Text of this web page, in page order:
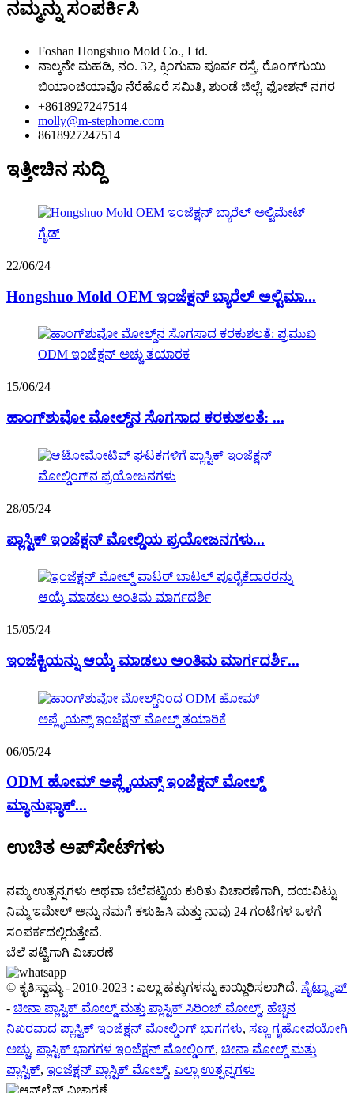
ನಮ್ಮನ್ನು ಸಂಪರ್ಕಿಸಿ
Foshan Hongshuo Mold Co., Ltd.
ನಾಲ್ಕನೇ ಮಹಡಿ, ನಂ. 32, ಕ್ಸಿಂಗುವಾ ಪೂರ್ವ ರಸ್ತೆ, ರೊಂಗ್‌ಗುಯಿ
ಬಿಯಾಂಜಿಯಾವೊ ನೆರೆಹೊರೆ ಸಮಿತಿ, ಶುಂಡೆ ಜಿಲ್ಲೆ, ಫೋಶನ್ ನಗರ
+8618927247514
molly@m-stephome.com
8618927247514
ಇತ್ತೀಚಿನ ಸುದ್ದಿ
22/06/24
Hongshuo Mold OEM ಇಂಜೆಕ್ಷನ್ ಬ್ಯಾರೆಲ್ ಅಲ್ಟಿಮಾ...
15/06/24
ಹಾಂಗ್‌ಶುವೋ ಮೋಲ್ಡ್‌ನ ಸೊಗಸಾದ ಕರಕುಶಲತೆ: ...
28/05/24
ಪ್ಲಾಸ್ಟಿಕ್ ಇಂಜೆಕ್ಷನ್ ಮೋಲ್ಡಿಯ ಪ್ರಯೋಜನಗಳು...
15/05/24
ಇಂಜೆಕ್ಟಿಯನ್ನು ಆಯ್ಕೆ ಮಾಡಲು ಅಂತಿಮ ಮಾರ್ಗದರ್ಶಿ...
06/05/24
ODM ಹೋಮ್ ಅಪ್ಲೈಯನ್ಸ್ ಇಂಜೆಕ್ಷನ್ ಮೋಲ್ಡ್
ಮ್ಯಾನುಫ್ಯಾಕ್...
ಉಚಿತ ಅಪ್‌ಸೇಟ್‌ಗಳು
ನಮ್ಮ ಉತ್ಪನ್ನಗಳು ಅಥವಾ ಬೆಲೆಪಟ್ಟಿಯ ಕುರಿತು ವಿಚಾರಣೆಗಾಗಿ, ದಯವಿಟ್ಟು
ನಿಮ್ಮ ಇಮೇಲ್ ಅನ್ನು ನಮಗೆ ಕಳುಹಿಸಿ ಮತ್ತು ನಾವು 24 ಗಂಟೆಗಳ ಒಳಗೆ
ಸಂಪರ್ಕದಲ್ಲಿರುತ್ತೇವೆ.
ಬೆಲೆ ಪಟ್ಟಿಗಾಗಿ ವಿಚಾರಣೆ
© ಕೃತಿಸ್ವಾಮ್ಯ - 2010-2023 : ಎಲ್ಲಾ ಹಕ್ಕುಗಳನ್ನು ಕಾಯ್ದಿರಿಸಲಾಗಿದೆ. ಸೈಟ್ಮ್ಯಾಪ್
- ಚೀನಾ ಪ್ಲಾಸ್ಟಿಕ್ ಮೋಲ್ಡ್ ಮತ್ತು ಪ್ಲಾಸ್ಟಿಕ್ ಸಿರಿಂಜ್ ಮೋಲ್ಡ್, ಹೆಚ್ಚಿನ
ನಿಖರವಾದ ಪ್ಲಾಸ್ಟಿಕ್ ಇಂಜೆಕ್ಷನ್ ಮೋಲ್ಡಿಂಗ್ ಭಾಗಗಳು, ಸಣ್ಣ ಗೃಹೋಪಯೋಗಿ
ಅಚ್ಚು, ಪ್ಲಾಸ್ಟಿಕ್ ಭಾಗಗಳ ಇಂಜೆಕ್ಷನ್ ಮೋಲ್ಡಿಂಗ್, ಚೀನಾ ಮೋಲ್ಡ್ ಮತ್ತು
ಪ್ಲಾಸ್ಟಿಕ್, ಇಂಜೆಕ್ಷನ್ ಪ್ಲಾಸ್ಟಿಕ್ ಮೋಲ್ಡ್, ಎಲ್ಲಾ ಉತ್ಪನ್ನಗಳು